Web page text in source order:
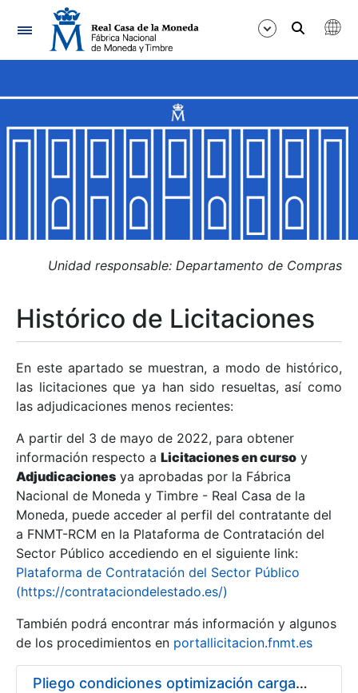
Navegación
Mostrar/Ocultar
Mostrar/Ocultar
Mostrar/Ocultar
Mostrar/Ocultar
Mostrar/Ocultar
Mostrar/Ocultar
Unidad responsable: Departamento de Compras
Histórico de Licitaciones
En este apartado se muestran, a modo de histórico,
las licitaciones que ya han sido resueltas, así como
las adjudicaciones menos recientes:
A partir del 3 de mayo de 2022, para obtener
información respecto a Licitaciones en curso y
Adjudicaciones ya aprobadas por la Fábrica
Nacional de Moneda y Timbre - Real Casa de la
Moneda, puede acceder al perfil del contratante del
a FNMT-RCM en la Plataforma de Contratación del
Sector Público accediendo en el siguiente link:
Plataforma de Contratación del Sector Público
(https://contrataciondelestado.es/)
También podrá encontrar más información y algunos
de los procedimientos en portallicitacion.fnmt.es
Pliego condiciones optimización cargas compras firmado